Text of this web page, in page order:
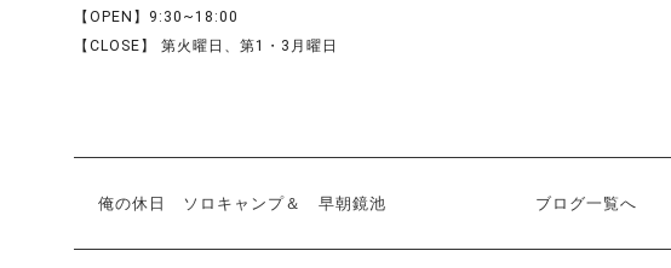
【OPEN】9:30~18:00
【CLOSE】 第火曜日、第1・3月曜日
俺の休日 ソロキャンプ＆ 早朝鏡池 ブログ一覧へ